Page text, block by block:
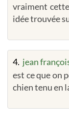
vraiment
idée trouvée
4. jean
est ce que on
chien tenu en